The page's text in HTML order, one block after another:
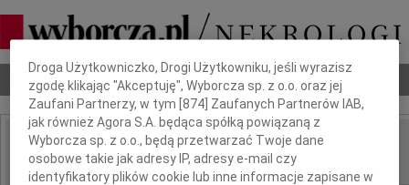
Nekrologi Odeszli Poradnik pogrzebowy
IMIĘ I NAZWISKO: Ela Rychard
Dbamy o Twoją prywatność
Droga Użytkowniczko, Drogi Użytkowniku, jeśli wyrazisz
zgodę klikając "Akceptuję", Wyborcza sp. z o.o. oraz jej
Zaufani Partnerzy, w tym [874 ] Zaufanych Partnerów IAB,
jak również Agora S.A. będąca spółką powiązaną z
Wyborcza sp. z o.o., będą przetwarzać Twoje dane
osobowe takie jak adresy IP, adresy e-mail czy
identyfikatory plików cookie lub inne informacje zapisane w